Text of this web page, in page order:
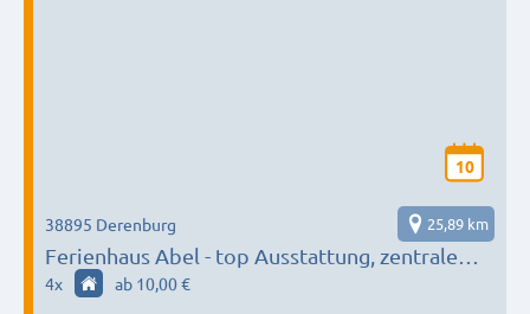
10
Ferienhaus Abel - top Ausstattung, zentrale
Lage
38895 Derenburg 25,89 km
4x ab 10,00 €